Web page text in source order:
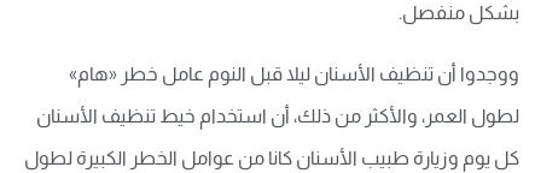
بشكل منفصل.
ووجدوا أن تنظيف الأسنان ليلا قبل النوم عامل خطر «هام»
لطول العمر، والأكثر من ذلك، أن استخدام خيط تنظيف الأسنان
كل يوم وزيارة طبيب الأسنان كانا من عوامل الخطر الكبيرة لطول